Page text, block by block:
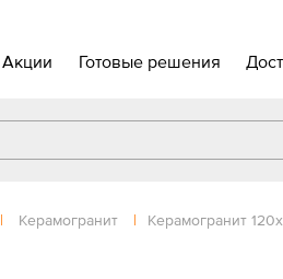
Акции Готовые решения
| Керамогранит | Керамогранит